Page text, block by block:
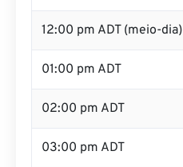
12:00 pm ADT (meio-dia)
01:00 pm ADT
02:00 pm ADT
03:00 pm ADT